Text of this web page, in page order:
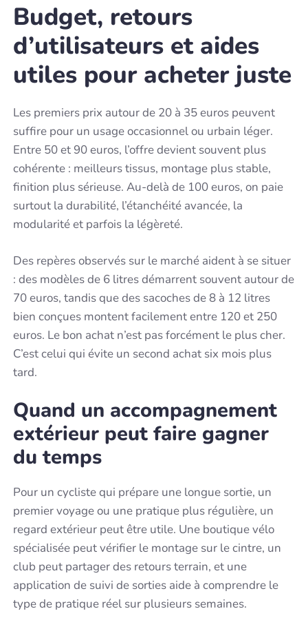
Budget, retours
d’utilisateurs et aides
utiles pour acheter juste
Les premiers prix autour de 20 à 35 euros peuvent
suffire pour un usage occasionnel ou urbain léger.
Entre 50 et 90 euros, l’offre devient souvent plus
cohérente : meilleurs tissus, montage plus stable,
finition plus sérieuse. Au-delà de 100 euros, on paie
surtout la durabilité, l’étanchéité avancée, la
modularité et parfois la légèreté.
Des repères observés sur le marché aident à se situer
: des modèles de 6 litres démarrent souvent autour de
70 euros, tandis que des sacoches de 8 à 12 litres
bien conçues montent facilement entre 120 et 250
euros. Le bon achat n’est pas forcément le plus cher.
C’est celui qui évite un second achat six mois plus
tard.
Quand un accompagnement
extérieur peut faire gagner
du temps
Pour un cycliste qui prépare une longue sortie, un
premier voyage ou une pratique plus régulière, un
regard extérieur peut être utile. Une boutique vélo
spécialisée peut vérifier le montage sur le cintre, un
club peut partager des retours terrain, et une
application de suivi de sorties aide à comprendre le
type de pratique réel sur plusieurs semaines.